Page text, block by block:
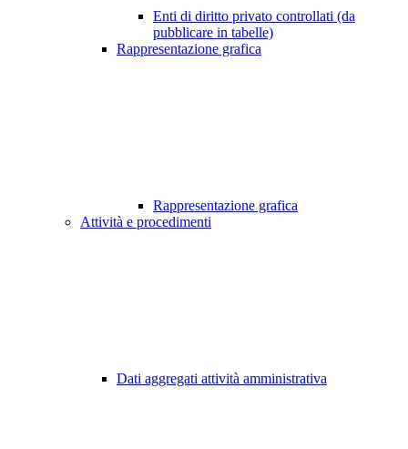
Enti di diritto privato controllati (da
pubblicare in tabelle)
Rappresentazione grafica
Rappresentazione grafica
Attività e procedimenti
Dati aggregati attività amministrativa